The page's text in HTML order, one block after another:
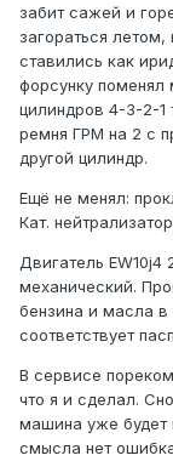
забит сажей и
загораться
ставились как
форсунку поменял
цилиндров 4-3-2-1
ремня ГРМ на 2 с
другой цилиндр.
Ещё не менял:
Кат.
Двигатель EW10j4
механический.
бензина и масла
соответствует
В сервисе
что я и сделал.
машина уже будет
смысла нет